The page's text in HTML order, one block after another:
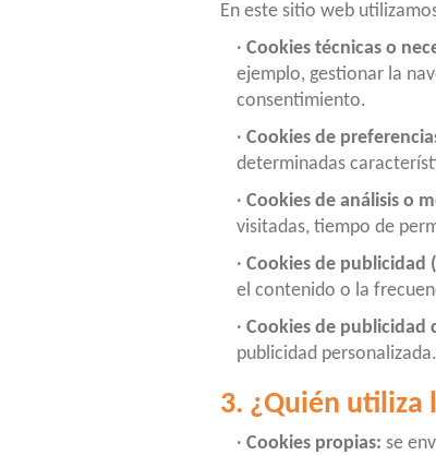
En este sitio web
· Cookies técnicas o
ejemplo, gestionar la
consentimiento.
· Cookies de
determinadas
· Cookies de análisis o
visitadas, tiempo de
· Cookies de publicidad
el contenido o la
· Cookies de publicidad
publicidad
3. ¿Quién utiliza
· Cookies propias: se